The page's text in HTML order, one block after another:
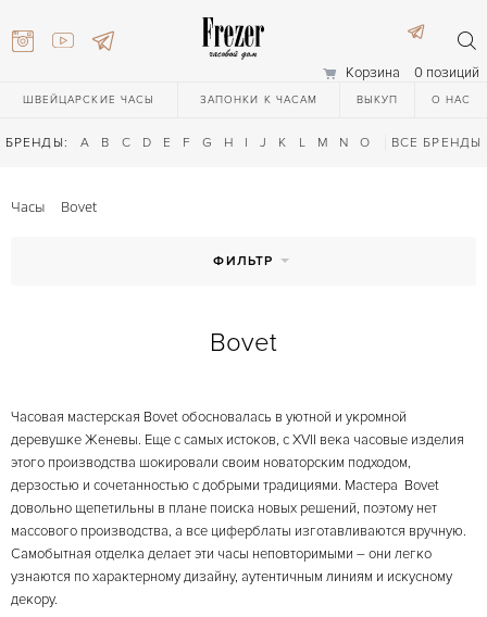
Корзина 0 позиций
ШВЕЙЦАРСКИЕ ЧАСЫ ЗАПОНКИ К ЧАСАМ ВЫКУП О НАС
БРЕНДЫ: A B C D E F G H I J K L M N O Q R S T
ВСЕ БРЕНДЫ
27-44
Часы Bovet
ФИЛЬТР
Bovet
Часовая мастерская Bovet обосновалась в уютной и укромной
деревушке Женевы. Еще с самых истоков, с XVII века часовые изделия
этого производства шокировали своим новаторским подходом,
дерзостью и сочетанностью с добрыми традициями. Мастера Bovet
довольно щепетильны в плане поиска новых решений, поэтому нет
массового производства, а все циферблаты изготавливаются вручную.
Самобытная отделка делает эти часы неповторимыми – они легко
узнаются по характерному дизайну, аутентичным линиям и искусному
декору.